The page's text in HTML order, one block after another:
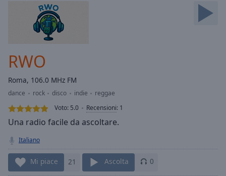
Loaded
0.00%
Stream
Type
live,
currently
behind
LIVE
Remaining
RWO
Roma, 106.0 MHz FM
dance rock disco indie
reggae
Voto: 5.0 Recensioni: 1
Una radio facile da ascoltare.
Italiano
Mi piace 21 Ascolta 0